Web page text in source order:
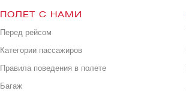
ПОЛЕТ С НАМИ
Перед рейсом
Категории пассажиров
Правила поведения в полете
Багаж